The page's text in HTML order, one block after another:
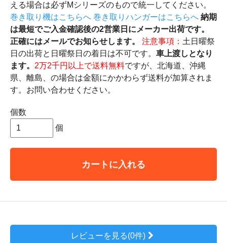
える場合は必ずMシリーズのもので統一してください。
巻き取り機はこちらへ 巻き取りハンガーはこちらへ 納期
は最短でご入金確認後の2営業日にメーカー出荷です。
正確にはメールでお知らせします。
注意事項： 土日曜祭
日の出荷と日曜祭日の着日は不可です。 車上渡しとなり
ます。 2万2千円以上で送料無料ですが、北海道、沖縄
県、離島、の場合は金額にかかわらず送料が加算されま
す。お問い合わせください。
個数
個
カートに入れる
レビューを見る(0件)